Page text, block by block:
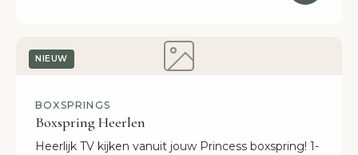
NIEUW
BOXSPRINGS
Boxspring Heerlen
Heerlijk TV kijken vanuit jouw Princess boxspring! 1-